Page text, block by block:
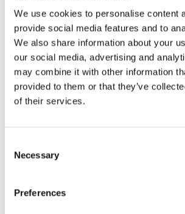
We use cookies to personalise content
provide social media features and to
We also share information about your
our social media, advertising and
may combine it with other information
provided to them or that they’ve
of their services.
Selection
Necessary
Preferences